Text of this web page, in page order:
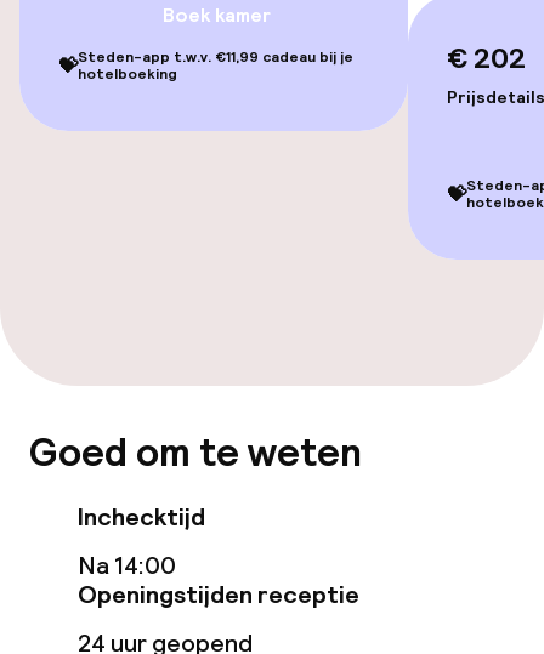
Kamers voor rokers beschikbaar
Zwemmen & wellness
Zonneterras
TV lounge
Boek kamer
💝Steden-app t.w.v. €11,99 cadeau bij je
hotelboeking
€ 202
Prijsdetails
💝Steden-
Goed om te weten
Inchecktijd
Na 14:00
Openingstijden receptie
24 uur geopend